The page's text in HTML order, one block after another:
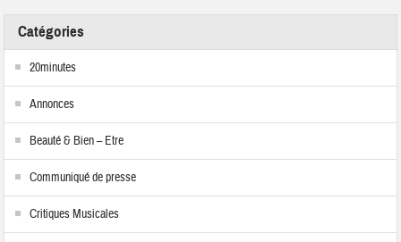
Catégories
20minutes
Annonces
Beauté & Bien – Etre
Communiqué de presse
Critiques Musicales